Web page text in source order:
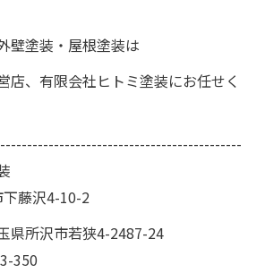
壁塗装・屋根塗装は
店、有限会社ヒトミ塗装にお任せく
藤沢4-10-2
県所沢市若狭4-2487-24
350